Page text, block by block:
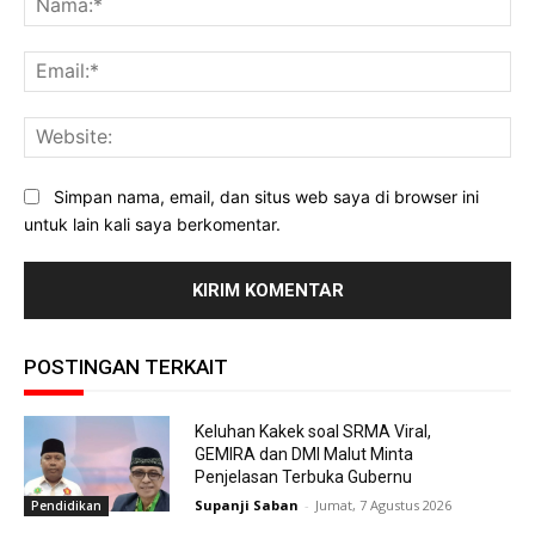
Simpan nama, email, dan situs web saya di browser ini
untuk lain kali saya berkomentar.
POSTINGAN TERKAIT
Pendidikan
Keluhan Kakek soal SRMA Viral,
GEMIRA dan DMI Malut Minta
Penjelasan Terbuka Gubernu
Supanji Saban - Jumat, 7 Agustus 2026